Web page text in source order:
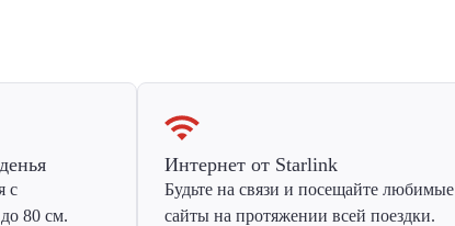
с
80 см.
Интернет от Starlink
Будьте на связи и посещайте любимые
сайты на протяжении всей поездки.